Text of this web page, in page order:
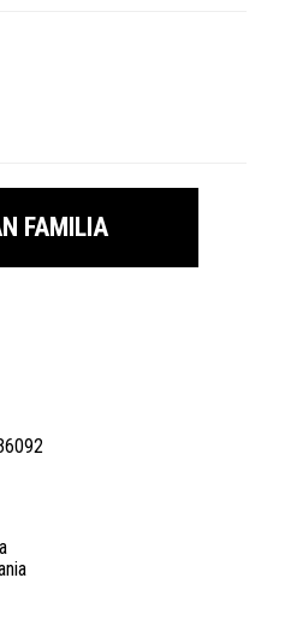
FAMILIA